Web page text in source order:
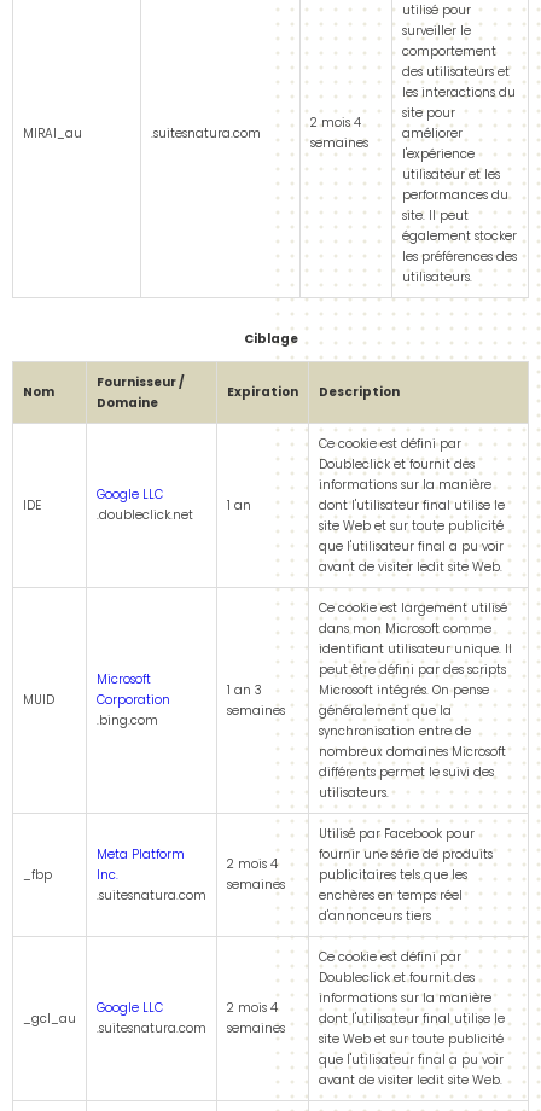
MIRAI_au .suitesnatura.com
2 mois 4
semaines
utilisé pour
surveiller le
comportement
des utilisateurs et
les interactions du
site pour
améliorer
l'expérience
utilisateur et les
performances du
site. Il peut
également stocker
les préférences des
utilisateurs.
Ciblage
Nom
Fournisseur /
Domaine
Expiration Description
IDE
Google LLC
.doubleclick.net
1 an
Ce cookie est défini par
Doubleclick et fournit des
informations sur la manière
dont l'utilisateur final utilise le
site Web et sur toute publicité
que l'utilisateur final a pu voir
avant de visiter ledit site Web.
MUID
Microsoft
Corporation
.bing.com
1 an 3
semaines
Ce cookie est largement utilisé
dans mon Microsoft comme
identifiant utilisateur unique. Il
peut être défini par des scripts
Microsoft intégrés. On pense
généralement que la
synchronisation entre de
nombreux domaines Microsoft
différents permet le suivi des
utilisateurs.
_fbp
Meta Platform
Inc.
.suitesnatura.com
2 mois 4
semaines
Utilisé par Facebook pour
fournir une série de produits
publicitaires tels que les
enchères en temps réel
d'annonceurs tiers
_gcl_au
Google LLC
.suitesnatura.com
2 mois 4
semaines
Ce cookie est défini par
Doubleclick et fournit des
informations sur la manière
dont l'utilisateur final utilise le
site Web et sur toute publicité
que l'utilisateur final a pu voir
avant de visiter ledit site Web.